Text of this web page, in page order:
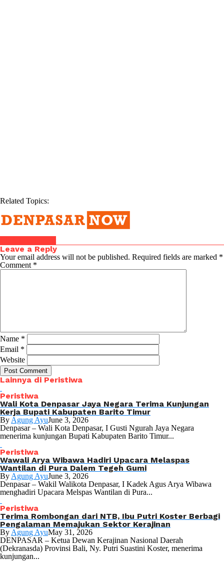
Related Topics:
Leave a Reply
Your email address will not be published. Required fields are marked *
Comment *
Name *
Email *
Website
Lainnya di Peristiwa
Peristiwa
Wali Kota Denpasar Jaya Negara Terima Kunjungan
Kerja Bupati Kabupaten Barito Timur
By Agung AyuJune 3, 2026
Denpasar – Wali Kota Denpasar, I Gusti Ngurah Jaya Negara
menerima kunjungan Bupati Kabupaten Barito Timur...
Peristiwa
Wawali Arya Wibawa Hadiri Upacara Melaspas
Wantilan di Pura Dalem Tegeh Gumi
By Agung AyuJune 3, 2026
Denpasar – Wakil Walikota Denpasar, I Kadek Agus Arya Wibawa
menghadiri Upacara Melspas Wantilan di Pura...
Peristiwa
Terima Rombongan dari NTB, Ibu Putri Koster Berbagi
Pengalaman Memajukan Sektor Kerajinan
By Agung AyuMay 31, 2026
DENPASAR – Ketua Dewan Kerajinan Nasional Daerah
(Dekranasda) Provinsi Bali, Ny. Putri Suastini Koster, menerima
kunjungan...